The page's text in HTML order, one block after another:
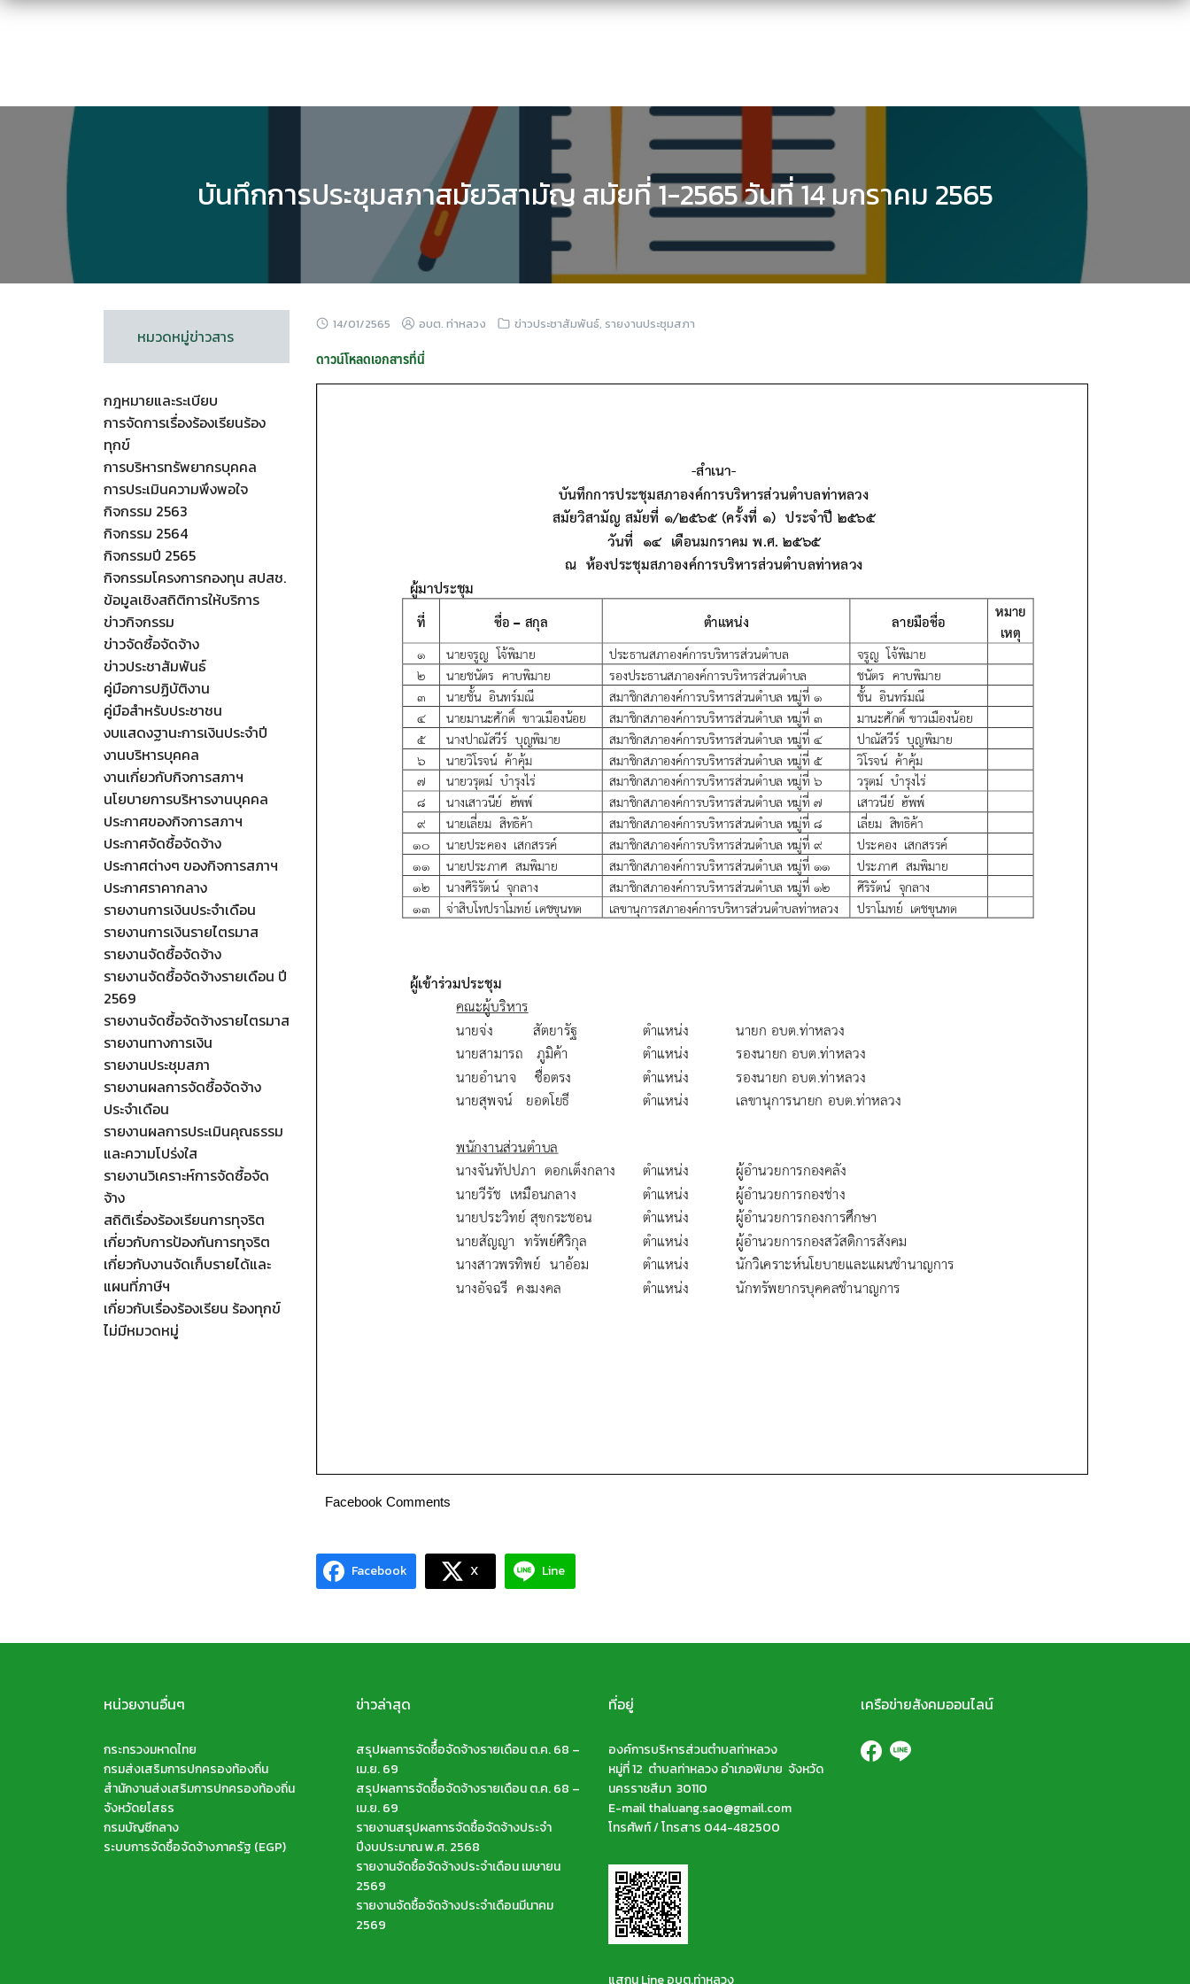
Skip
Search
for:
Search
บันทึกการประชุมสภาสมัยวิสามัญ สมัยที่ 1-2565 วันที่ 14 มกราคม 2565
14/01/2565 อบต. ท่าหลวง ข่าวประชาสัมพันธ์, รายงานประชุมสภา
ดาวน์โหลดเอกสารที่นี่
Facebook Comments
Facebook X Line
หมวดหมู่ข่าวสาร
กฎหมายและระเบียบ
การจัดการเรื่องร้องเรียนร้อง
ทุกข์
การบริหารทรัพยากรบุคคล
การประเมินความพึงพอใจ
กิจกรรม 2563
กิจกรรม 2564
กิจกรรมปี 2565
กิจกรรมโครงการกองทุน สปสช.
ข้อมูลเชิงสถิติการให้บริการ
ข่าวกิจกรรม
ข่าวจัดซื้อจัดจ้าง
ข่าวประชาสัมพันธ์
คู่มือการปฏิบัติงาน
คู่มือสำหรับประชาชน
งบแสดงฐานะการเงินประจำปี
งานบริหารบุคคล
งานเกี่ยวกับกิจการสภาฯ
นโยบายการบริหารงานบุคคล
ประกาศของกิจการสภาฯ
ประกาศจัดซื้อจัดจ้าง
ประกาศต่างๆ ของกิจการสภาฯ
ประกาศราคากลาง
รายงานการเงินประจำเดือน
รายงานการเงินรายไตรมาส
รายงานจัดซื้อจัดจ้าง
รายงานจัดซื้อจัดจ้างรายเดือน ปี
2569
รายงานจัดซื้อจัดจ้างรายไตรมาส
รายงานทางการเงิน
รายงานประชุมสภา
รายงานผลการจัดซื้อจัดจ้าง
ประจำเดือน
รายงานผลการประเมินคุณธรรม
และความโปร่งใส
รายงานวิเคราะห์การจัดซื้อจัด
จ้าง
สถิติเรื่องร้องเรียนการทุจริต
เกี่ยวกับการป้องกันการทุจริต
เกี่ยวกับงานจัดเก็บรายได้และ
แผนที่ภาษีฯ
เกี่ยวกับเรื่องร้องเรียน ร้องทุกข์
ไม่มีหมวดหมู่
หน่วยงานอื่นๆ
กระทรวงมหาดไทย
กรมส่งเสริมการปกครองท้องถิ่น
สำนักงานส่งเสริมการปกครองท้องถิ่น
จังหวัดยโสธร
กรมบัญชีกลาง
ระบบการจัดซื้อจัดจ้างภาครัฐ (EGP)
ข่าวล่าสุด
สรุปผลการจัดซืื้อจัดจ้างรายเดือน ต.ค. 68 –
เม.ย. 69
สรุปผลการจัดซืื้อจัดจ้างรายเดือน ต.ค. 68 –
เม.ย. 69
รายงานสรุปผลการจัดซื้อจัดจ้างประจำ
ปีงบประมาณ พ.ศ. 2568
รายงานจัดซื้อจัดจ้างประจำเดือน เมษายน
2569
รายงานจัดซื้อจัดจ้างประจำเดือนมีนาคม
2569
ที่อยู่
องค์การบริหารส่วนตำบลท่าหลวง
หมู่ที่ 12 ตำบลท่าหลวง อำเภอพิมาย จังหวัด
นครราชสีมา 30110
E-mail thaluang.sao@gmail.com
โทรศัพท์ / โทรสาร 044-482500
เครือข่ายสังคมออนไลน์